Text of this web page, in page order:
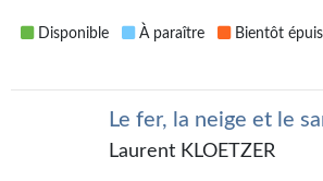
Une Heure-Lumière
Archive du Futur
Disponible À paraître Bientôt
Le fer, la neige et le
Laurent KLOETZER